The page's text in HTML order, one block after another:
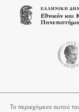
Το περιεχόμενο αυτού